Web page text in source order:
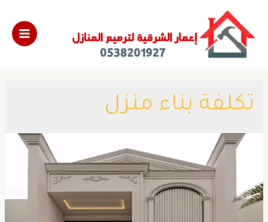
تكلفة بناء منزل